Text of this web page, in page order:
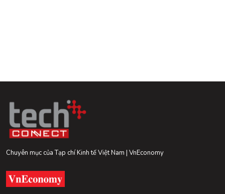
Chuyên mục của Tạp chí Kinh tế Việt Nam | VnEconomy